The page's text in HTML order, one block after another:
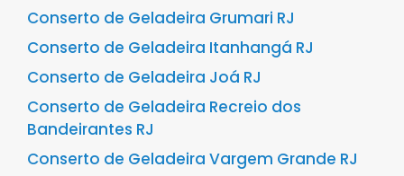
Conserto de Geladeira Grumari RJ
Conserto de Geladeira Itanhangá RJ
Conserto de Geladeira Joá RJ
Conserto de Geladeira Recreio dos
Bandeirantes RJ
Conserto de Geladeira Vargem Grande RJ